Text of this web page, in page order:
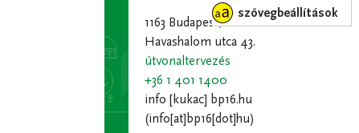
szövegbeállítások
1163 Budapest,
Havashalom utca 43.
útvonaltervezés
+36 1 401 1400
info [kukac] bp16.hu
(info[at]bp16[dot]hu)